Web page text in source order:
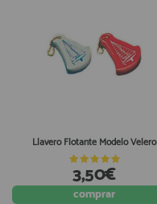
Llavero Flotante Modelo Velero
3,50€
comprar